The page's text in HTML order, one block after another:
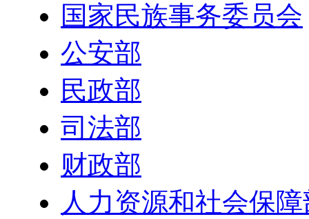
国家民族事务委员会
公安部
民政部
司法部
财政部
人力资源和社会保